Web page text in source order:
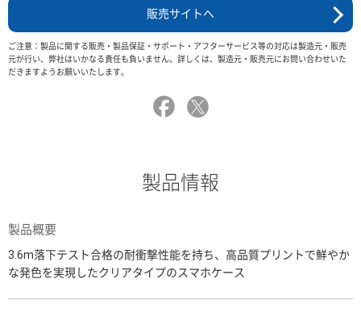
販売サイトへ
ご注意：製品に関する販売・製品保証・サポート・アフターサービス等の対応は製造元・販売
元が行い、弊社はいかなる責任も負いません。詳しくは、製造元・販売元にお問い合わせいた
だきますようお願いいたします。
製品情報
製品概要
3.6m落下テスト合格の耐衝撃性能を持ち、高品質プリントで鮮やか
な発色を実現したクリアタイプのスマホケース